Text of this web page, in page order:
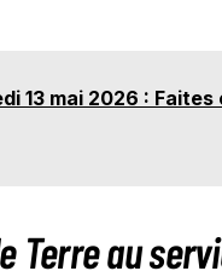
13 mai 2026 :
Terre au